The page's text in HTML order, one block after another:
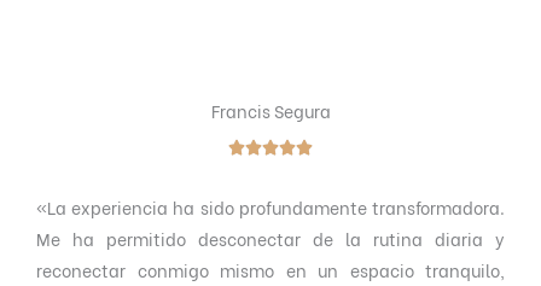
Francis Segura

a
l
o
«La experiencia ha sido profundamente transformadora.
Me ha permitido desconectar de la rutina diaria y
reconectar conmigo mismo en un espacio tranquilo,